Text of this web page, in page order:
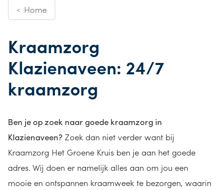
< Home
Kraamzorg
Klazienaveen: 24/7
kraamzorg
Ben je op zoek naar goede kraamzorg in
Klazienaveen? Zoek dan niet verder want bij
Kraamzorg Het Groene Kruis ben je aan het goede
adres. Wij doen er namelijk alles aan om jou een
mooie en ontspannen kraamweek te bezorgen, waarin